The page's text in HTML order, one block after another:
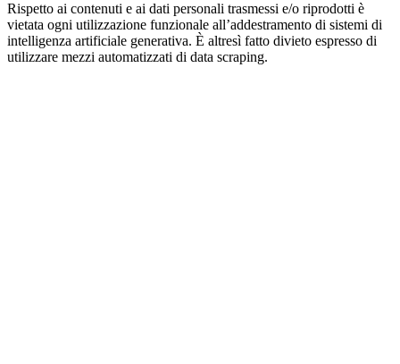
Rispetto ai contenuti e ai dati personali trasmessi e/o riprodotti è
vietata ogni utilizzazione funzionale all’addestramento di sistemi di
intelligenza artificiale generativa. È altresì fatto divieto espresso di
utilizzare mezzi automatizzati di data scraping.